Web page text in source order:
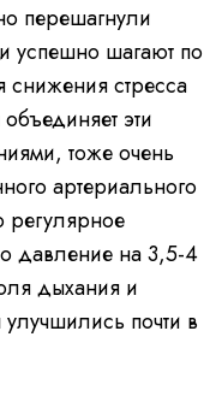
перешагнули
успешно шагают по
снижения стресса
эти
тоже очень
артериального
регулярное
давление на 3,5-4
дыхания и
почти в